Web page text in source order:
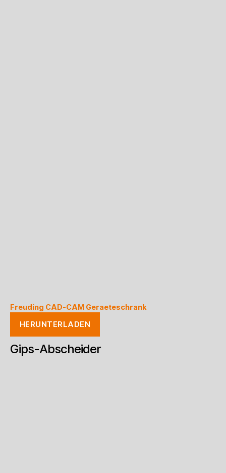
Freuding CAD-CAM Geraeteschrank
HERUNTERLADEN
Gips-Abscheider